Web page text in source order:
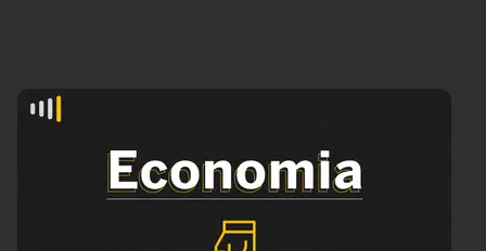
Agronegócios
Economia
Educação
Infraestrutura
Internacional
Podcast
Política
Saúde